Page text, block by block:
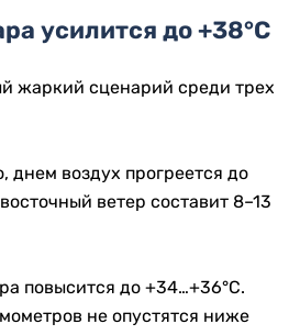
усилится до +38°C
жаркий сценарий среди трех
днем воздух прогреется до
ветер составит 8–13
повысится до +34…+36°C.
не опустятся ниже